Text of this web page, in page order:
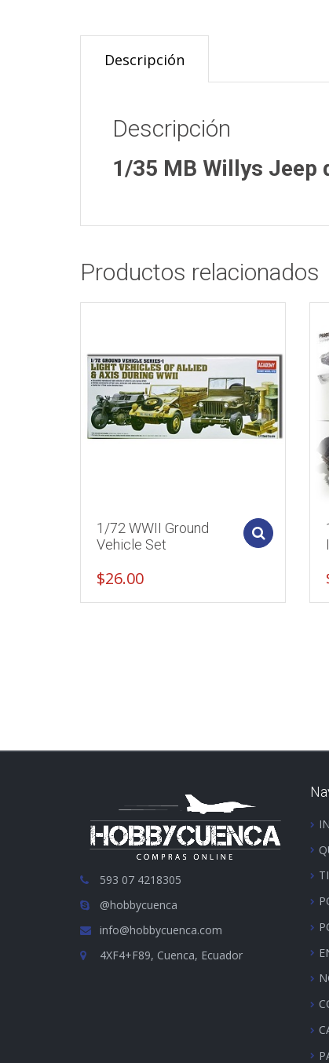
Descripción
Descripción
1/35 MB Willys Jeep
Productos relacionados
1/72 WWII Ground
Vehicle Set
$26.00
Add
593 07 4218305
@hobbycuenca
info@hobbycuenca.com
4XF4+F89, Cuenca, Ecuador